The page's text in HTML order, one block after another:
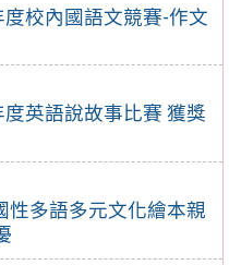
校內國語文競賽-作文
英語說故事比賽 獲獎
性多語多元文化繪本親